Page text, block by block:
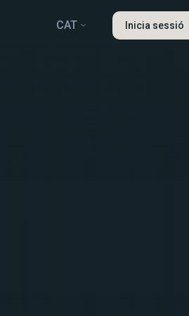
CAT Inicia sessió